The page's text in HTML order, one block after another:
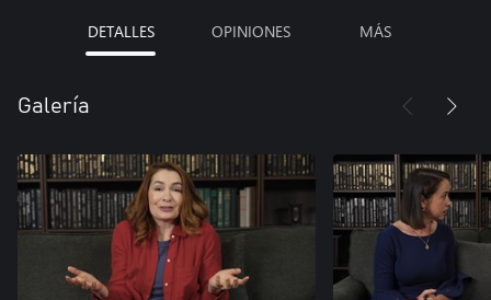
DETALLES OPINIONES MÁS
Galería